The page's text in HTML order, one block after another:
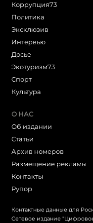
Коррупция73
Политика
Эксклюзив
Интервью
Досье
Экотуризм73
Cпорт
Культура
О НАС
Об издании
Статьи
Архив номеров
Размещение рекламы
Контакты
Рупор
Контактные данные для
Сетевое издание